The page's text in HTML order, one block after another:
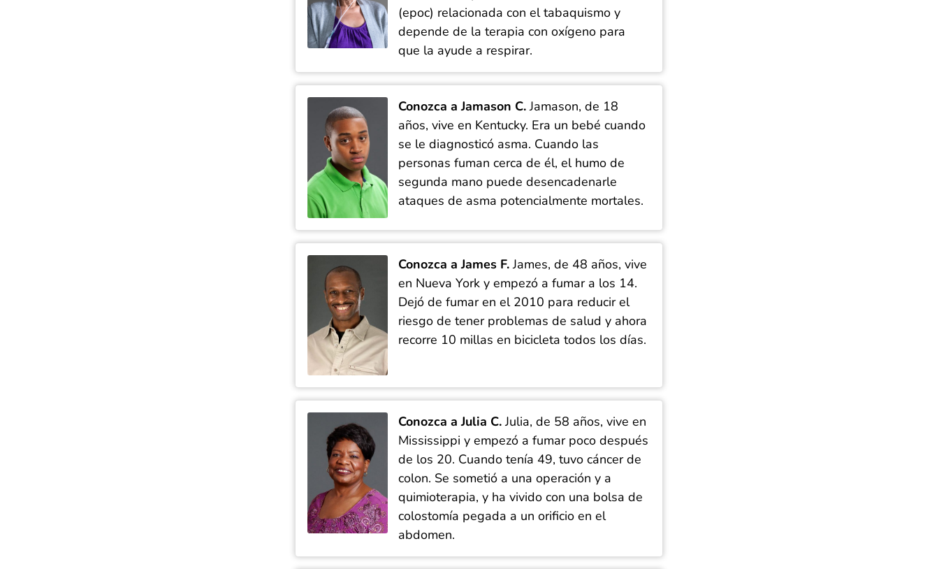
(epoc) relacionada con el tabaquismo y
depende de la terapia con oxígeno para
que la ayude a respirar.
Conozca a Jamason C.Jamason, de 18
años, vive en Kentucky. Era un bebé cuando
se le diagnosticó asma. Cuando las
personas fuman cerca de él, el humo de
segunda mano puede desencadenarle
ataques de asma potencialmente mortales.
Conozca a James F.James, de 48 años, vive
en Nueva York y empezó a fumar a los 14.
Dejó de fumar en el 2010 para reducir el
riesgo de tener problemas de salud y ahora
recorre 10 millas en bicicleta todos los días.
Conozca a Julia C.Julia, de 58 años, vive en
Mississippi y empezó a fumar poco después
de los 20. Cuando tenía 49, tuvo cáncer de
colon. Se sometió a una operación y a
quimioterapia, y ha vivido con una bolsa de
colostomía pegada a un orificio en el
abdomen.